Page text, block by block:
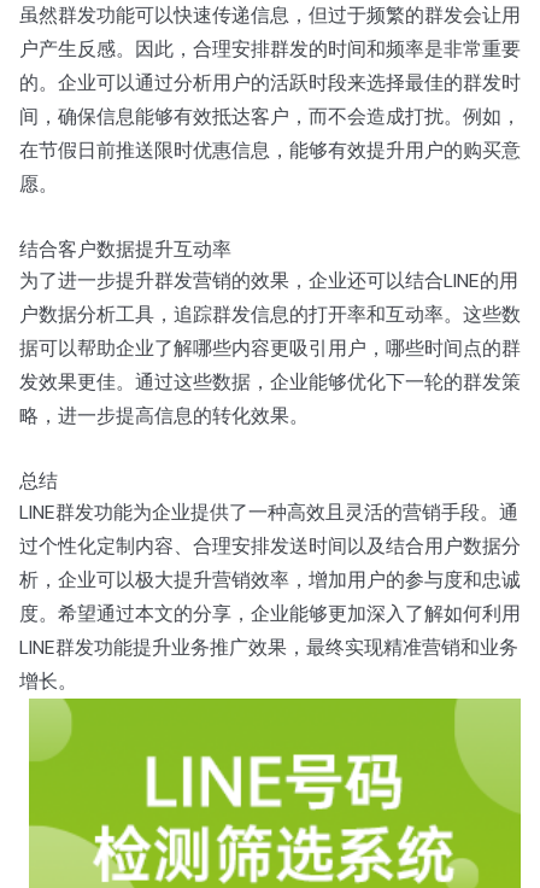
虽然群发功能可以快速传递信息，但过于频繁的群发会让用
户产生反感。因此，合理安排群发的时间和频率是非常重要
的。企业可以通过分析用户的活跃时段来选择最佳的群发时
间，确保信息能够有效抵达客户，而不会造成打扰。例如，
在节假日前推送限时优惠信息，能够有效提升用户的购买意
愿。
结合客户数据提升互动率
为了进一步提升群发营销的效果，企业还可以结合LINE的用
户数据分析工具，追踪群发信息的打开率和互动率。这些数
据可以帮助企业了解哪些内容更吸引用户，哪些时间点的群
发效果更佳。通过这些数据，企业能够优化下一轮的群发策
略，进一步提高信息的转化效果。
总结
LINE群发功能为企业提供了一种高效且灵活的营销手段。通
过个性化定制内容、合理安排发送时间以及结合用户数据分
析，企业可以极大提升营销效率，增加用户的参与度和忠诚
度。希望通过本文的分享，企业能够更加深入了解如何利用
LINE群发功能提升业务推广效果，最终实现精准营销和业务
增长。